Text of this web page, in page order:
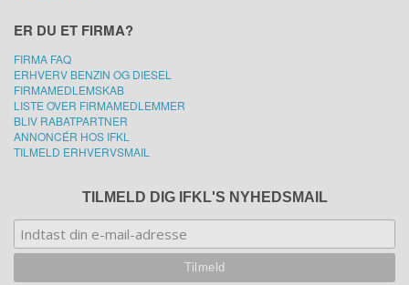
ER DU ET FIRMA?
FIRMA FAQ
ERHVERV BENZIN OG DIESEL
FIRMAMEDLEMSKAB
LISTE OVER FIRMAMEDLEMMER
BLIV RABATPARTNER
ANNONCÉR HOS IFKL
TILMELD ERHVERVSMAIL
TILMELD DIG IFKL'S NYHEDSMAIL